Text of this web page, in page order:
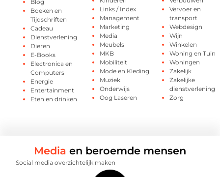
Blog
Boeken en
Tijdschriften
Cadeau
Dienstverlening
Dieren
E-Books
Electronica en
Computers
Energie
Entertainment
Eten en drinken
Links / Index
Management
Marketing
Media
Meubels
MKB
Mobiliteit
Mode en Kleding
Muziek
Onderwijs
Oog Laseren
Vervoer en
transport
Webdesign
Wijn
Winkelen
Woning en Tuin
Woningen
Zakelijk
Zakelijke
dienstverlening
Zorg
Media en beroemde mensen
Social media overzichtelijk maken